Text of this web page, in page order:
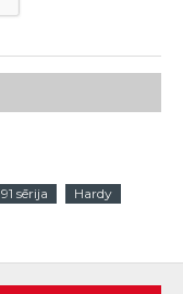
91 sērija
Hardy